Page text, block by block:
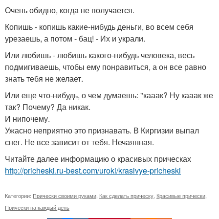
Очень обидно, когда не получается.
Копишь - копишь какие-нибудь деньги, во всем себя
урезаешь, а потом - бац! - Их и украли.
Или любишь - любишь какого-нибудь человека, весь
подмигиваешь, чтобы ему понравиться, а он все равно
знать тебя не желает.
Или еще что-нибудь, о чем думаешь: "кааак? Ну кааак же
так? Почему? Да никак.
И нипочему.
Ужасно неприятно это признавать. В Киргизии выпал
снег. Не все зависит от тебя. Нечаянная.
Читайте далее информацию о красивых прическах
http://pricheski.ru-best.com/uroki/krasivye-pricheski
Категории: Прически своими руками Как сделать прическу Красивые прически
Прически на каждый день